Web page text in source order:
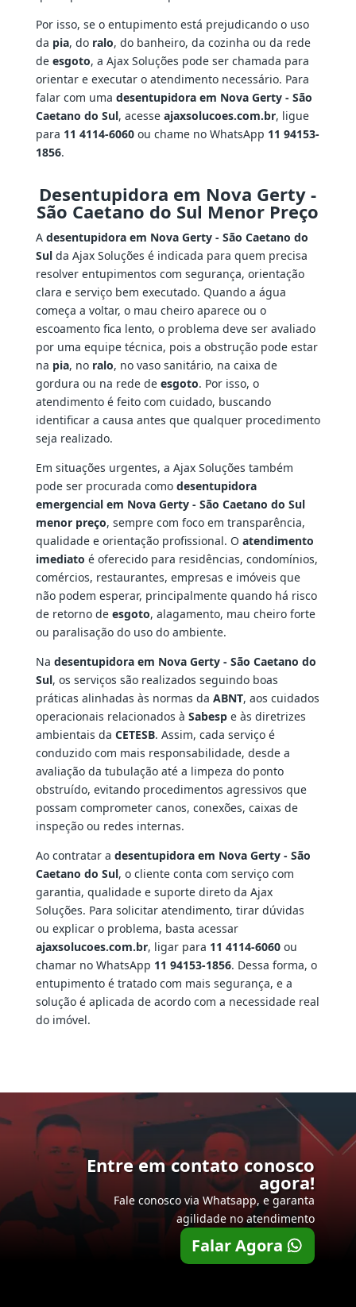
Por isso, se o entupimento está prejudicando o uso
da pia, do ralo, do banheiro, da cozinha ou da rede
de esgoto, a Ajax Soluções pode ser chamada para
orientar e executar o atendimento necessário. Para
falar com uma desentupidora em Nova Gerty - São
Caetano do Sul, acesse ajaxsolucoes.com.br, ligue
para 11 4114-6060ou chame no WhatsApp 11 94153-
1856.
Desentupidora em Nova Gerty -
São Caetano do Sul Menor Preço
A desentupidora em Nova Gerty - São Caetano do
Sulda Ajax Soluções é indicada para quem precisa
resolver entupimentos com segurança, orientação
clara e serviço bem executado. Quando a água
começa a voltar, o mau cheiro aparece ou o
escoamento fica lento, o problema deve ser avaliado
por uma equipe técnica, pois a obstrução pode estar
na pia, no ralo, no vaso sanitário, na caixa de
gordura ou na rede de esgoto. Por isso, o
atendimento é feito com cuidado, buscando
identificar a causa antes que qualquer procedimento
seja realizado.
Em situações urgentes, a Ajax Soluções também
pode ser procurada como desentupidora
emergencial em Nova Gerty - São Caetano do Sul
menor preço, sempre com foco em transparência,
qualidade e orientação profissional. O atendimento
imediato é oferecido para residências, condomínios,
comércios, restaurantes, empresas e imóveis que
não podem esperar, principalmente quando há risco
de retorno de esgoto, alagamento, mau cheiro forte
ou paralisação do uso do ambiente.
Na desentupidora em Nova Gerty - São Caetano do
Sul, os serviços são realizados seguindo boas
práticas alinhadas às normas da ABNT, aos cuidados
operacionais relacionados à Sabespe às diretrizes
ambientais da CETESB. Assim, cada serviço é
conduzido com mais responsabilidade, desde a
avaliação da tubulação até a limpeza do ponto
obstruído, evitando procedimentos agressivos que
possam comprometer canos, conexões, caixas de
inspeção ou redes internas.
Ao contratar a desentupidora em Nova Gerty - São
Caetano do Sul, o cliente conta com serviço com
garantia, qualidade e suporte direto da Ajax
Soluções. Para solicitar atendimento, tirar dúvidas
ou explicar o problema, basta acessar
ajaxsolucoes.com.br, ligar para 11 4114-6060ou
chamar no WhatsApp 11 94153-1856. Dessa forma, o
entupimento é tratado com mais segurança, e a
solução é aplicada de acordo com a necessidade real
do imóvel.
Entre em contato conosco
agora!
Fale conosco via Whatsapp, e garanta
agilidade no atendimento
Falar Agora